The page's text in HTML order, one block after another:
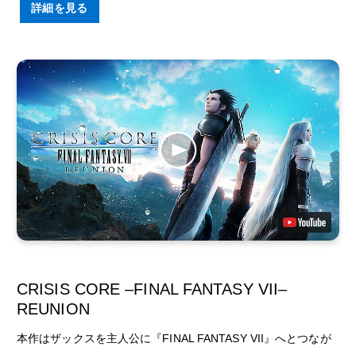
詳細を見る
CRISIS CORE –FINAL FANTASY VII–
REUNION
本作はザックスを主人公に『FINAL FANTASY VII』へとつなが